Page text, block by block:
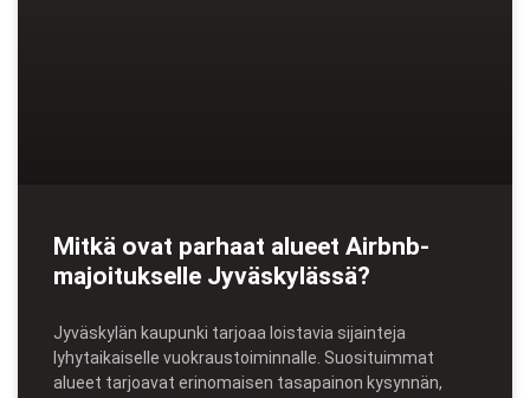
Mitkä ovat parhaat alueet Airbnb-
majoitukselle Jyväskylässä?
Jyväskylän kaupunki tarjoaa loistavia sijainteja
lyhytaikaiselle vuokraustoiminnalle. Suosituimmat
alueet tarjoavat erinomaisen tasapainon kysynnän,